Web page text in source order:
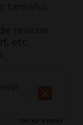
tamaño.
realizar
etc.
Sitio Web